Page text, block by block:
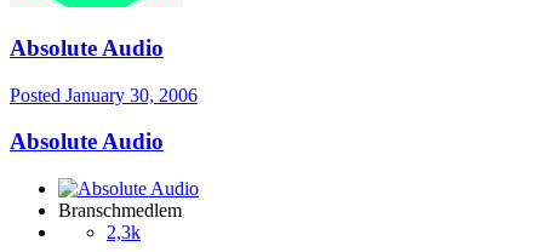
Absolute Audio
Posted January 30, 2006
Absolute Audio
Branschmedlem
2,3k